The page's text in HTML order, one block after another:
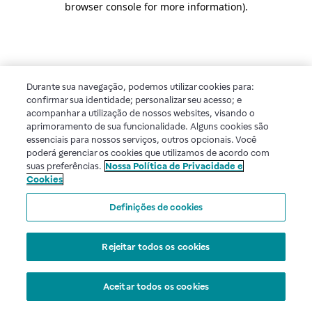
browser console for more information).
Durante sua navegação, podemos utilizar cookies para:
confirmar sua identidade; personalizar seu acesso; e
acompanhar a utilização de nossos websites, visando o
aprimoramento de sua funcionalidade. Alguns cookies são
essenciais para nossos serviços, outros opcionais. Você
poderá gerenciar os cookies que utilizamos de acordo com
suas preferências. Nossa Política de Privacidade e
Cookies
Definições de cookies
Rejeitar todos os cookies
Aceitar todos os cookies